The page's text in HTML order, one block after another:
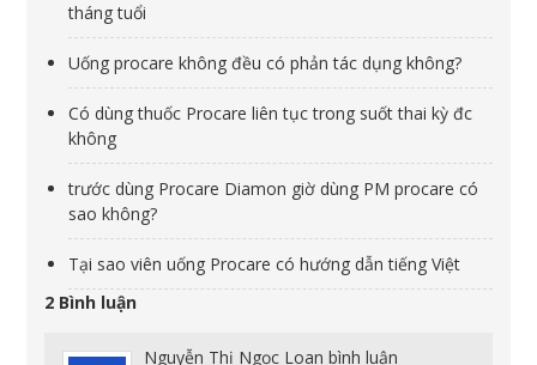
tháng tuổi
Uống procare không đều có phản tác dụng không?
Có dùng thuốc Procare liên tục trong suốt thai kỳ đc
không
trước dùng Procare Diamon giờ dùng PM procare có
sao không?
Tại sao viên uống Procare có hướng dẫn tiếng Việt
2 Bình luận
Nguyễn Thị Ngọc Loan bình luận